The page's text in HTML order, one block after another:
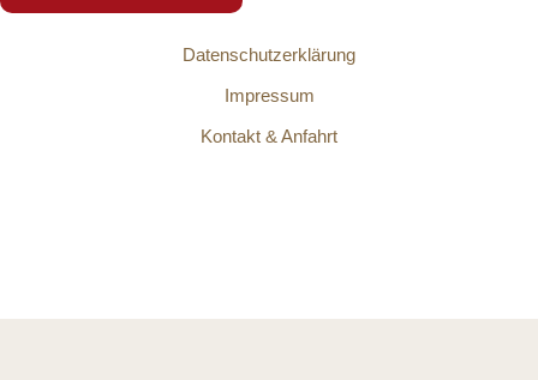
Datenschutzerklärung
Impressum
Kontakt & Anfahrt